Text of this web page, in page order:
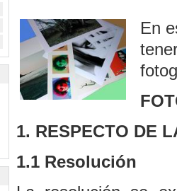
En
1. RESPECTO DE
1.1 Resolución